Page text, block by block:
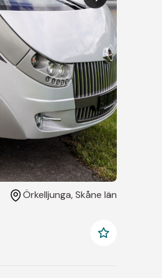
Örkelljunga, Skåne län